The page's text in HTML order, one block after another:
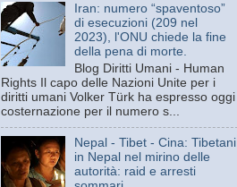
Iran: numero “spaventoso”
di esecuzioni (209 nel
2023), l'ONU chiede la fine
della pena di morte.
Blog Diritti Umani - Human
Rights Il capo delle Nazioni Unite per i
diritti umani Volker Türk ha espresso oggi
costernazione per il numero s...
Nepal - Tibet - Cina: Tibetani
in Nepal nel mirino delle
autorità: raid e arresti